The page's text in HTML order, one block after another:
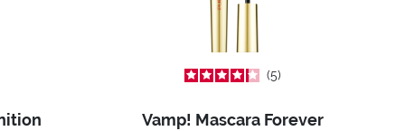
5
Vamp! Mascara Forever